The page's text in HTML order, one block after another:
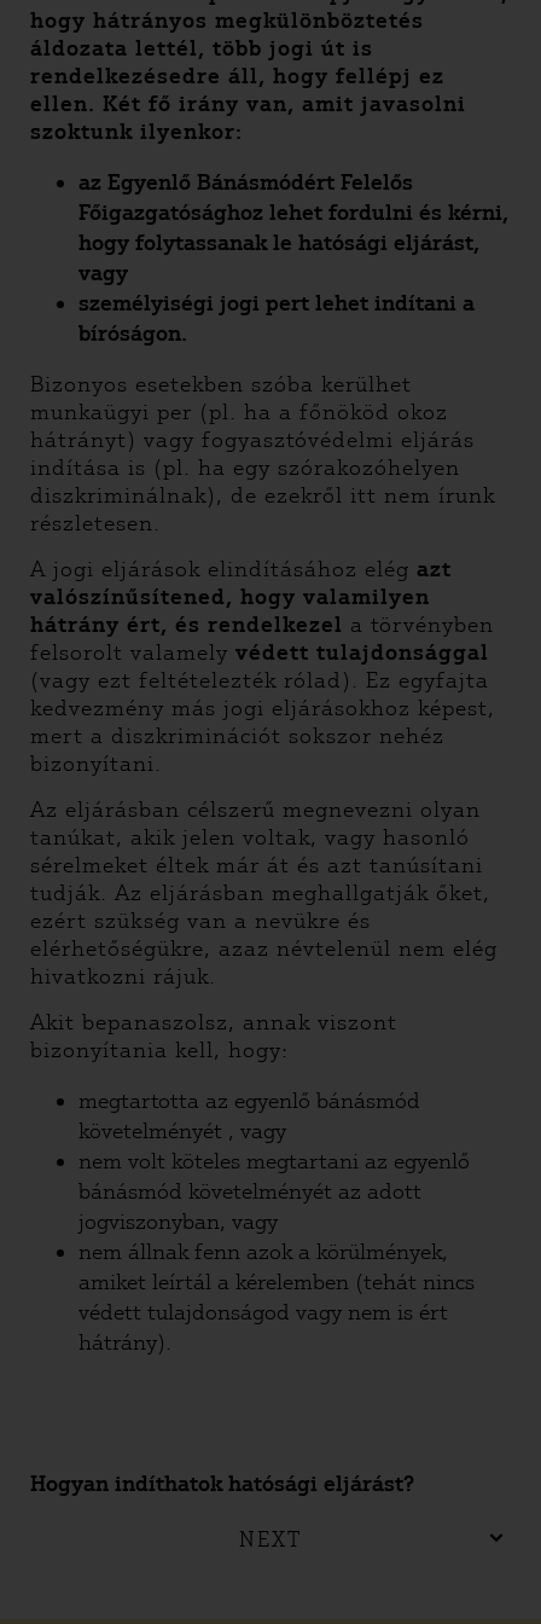
hogy hátrányos megkülönböztetés
áldozata lettél, több jogi út is
rendelkezésedre áll, hogy fellépj ez
ellen. Két fő irány van, amit javasolni
szoktunk ilyenkor:
az Egyenlő Bánásmódért Felelős
Főigazgatósághoz lehet fordulni és kérni,
hogy folytassanak le hatósági eljárást,
vagy
személyiségi jogi pert lehet indítani a
bíróságon.
Bizonyos esetekben szóba kerülhet
munkaügyi per (pl. ha a főnököd okoz
hátrányt) vagy fogyasztóvédelmi eljárás
indítása is (pl. ha egy szórakozóhelyen
diszkriminálnak), de ezekről itt nem írunk
részletesen.
A jogi eljárások elindításához elég azt
valószínűsítened, hogy valamilyen
hátrány ért, és rendelkezel a törvényben
felsorolt valamely védett tulajdonsággal
(vagy ezt feltételezték rólad). Ez egyfajta
kedvezmény más jogi eljárásokhoz képest,
mert a diszkriminációt sokszor nehéz
bizonyítani.
Az eljárásban célszerű megnevezni olyan
tanúkat, akik jelen voltak, vagy hasonló
sérelmeket éltek már át és azt tanúsítani
tudják. Az eljárásban meghallgatják őket,
ezért szükség van a nevükre és
elérhetőségükre, azaz névtelenül nem elég
hivatkozni rájuk.
Akit bepanaszolsz, annak viszont
bizonyítania kell, hogy:
megtartotta az egyenlő bánásmód
követelményét , vagy
nem volt köteles megtartani az egyenlő
bánásmód követelményét az adott
jogviszonyban, vagy
nem állnak fenn azok a körülmények,
amiket leírtál a kérelemben (tehát nincs
védett tulajdonságod vagy nem is ért
hátrány).
Hogyan indíthatok hatósági eljárást?
NEXT